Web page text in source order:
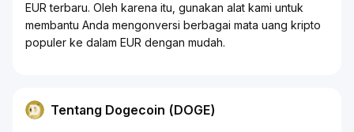
EUR terbaru. Oleh karena itu, gunakan alat kami untuk
membantu Anda mengonversi berbagai mata uang kripto
populer ke dalam EUR dengan mudah.
Tentang Dogecoin (DOGE)